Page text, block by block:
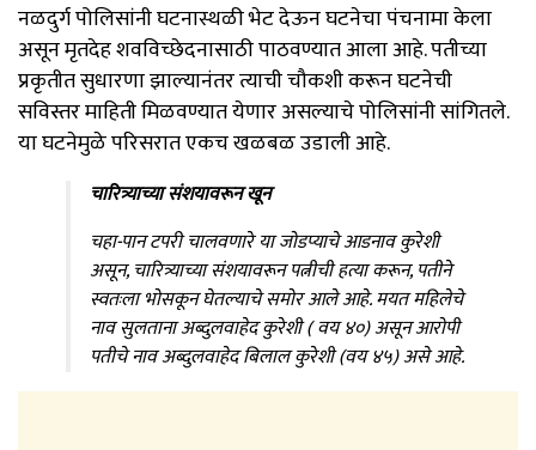
नळदुर्ग पोलिसांनी घटनास्थळी भेट देऊन घटनेचा पंचनामा केला
असून मृतदेह शवविच्छेदनासाठी पाठवण्यात आला आहे. पतीच्या
प्रकृतीत सुधारणा झाल्यानंतर त्याची चौकशी करून घटनेची
सविस्तर माहिती मिळवण्यात येणार असल्याचे पोलिसांनी सांगितले.
या घटनेमुळे परिसरात एकच खळबळ उडाली आहे.
चारित्र्याच्या संशयावरून खून
चहा-पान टपरी चालवणारे या जोडप्याचे आडनाव कुरेशी
असून, चारित्र्याच्या संशयावरून पत्नीची हत्या करून, पतीने
स्वतःला भोसकून घेतल्याचे समोर आले आहे. मयत महिलेचे
नाव सुलताना अब्दुलवाहेद कुरेशी ( वय ४०) असून आरोपी
पतीचे नाव अब्दुलवाहेद बिलाल कुरेशी (वय ४५) असे आहे.